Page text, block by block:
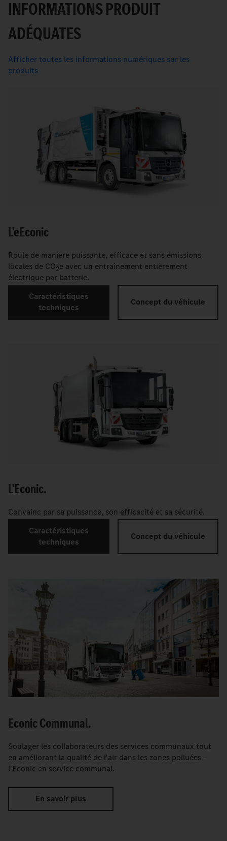
INFORMATIONS PRODUIT
ADÉQUATES
Afficher toutes les informations numériques sur les
produits
L'eEconic
Roule de manière puissante, efficace et sans émissions
locales de CO2e avec un entraînement entièrement
électrique par batterie.
Caractéristiques
techniques
Concept du véhicule
L'Econic.
Convainc par sa puissance, son efficacité et sa sécurité.
Caractéristiques
techniques
Concept du véhicule
Econic Communal.
Soulager les collaborateurs des services communaux tout
en améliorant la qualité de l'air dans les zones polluées -
l'Econic en service communal.
En savoir plus